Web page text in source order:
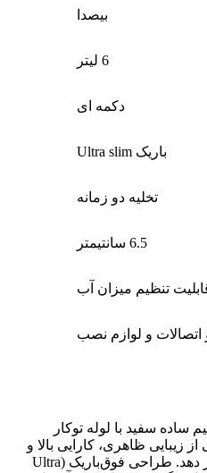
بیصدا
6 لیتر
دکمه ای
باریک Ultra slim
تخلیه دو زمانه
6.5 سانتیمتر
تنظیم میزان آب
اتصالات و لوازم نصب
ساده سفید با لوله توکار
زیبایی ظاهری، کارایی بالا و
نصب آسان را در اختیار شما قرار دهد. طراحی فوق‌باریک (Ultra